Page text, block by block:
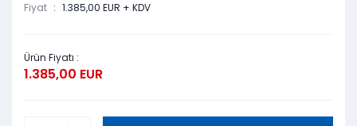
Fiyat
1.385,00 EUR + KDV
Ürün Fiyatı :
1.385,00 EUR